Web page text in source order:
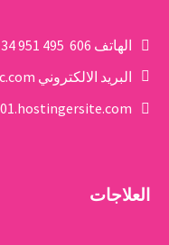
الهاتف 606 495 951 34+
البريد الالكتروني
العلاجات